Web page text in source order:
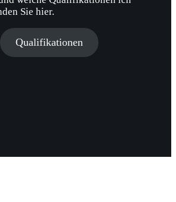
Sie hier.
Qualifikationen